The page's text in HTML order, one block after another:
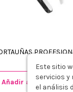
Añadir al carrito
Este sitio
servicios
el análisis